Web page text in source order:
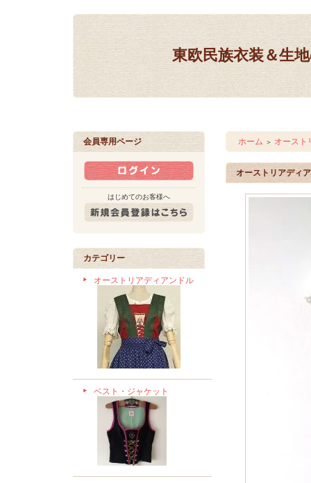
東欧民族衣装＆
会員専用ページ
はじめてのお客様へ
カテゴリー
オーストリアディアンドル
ベスト・ジャケット
ホーム ＞ オースト
オーストリアディ